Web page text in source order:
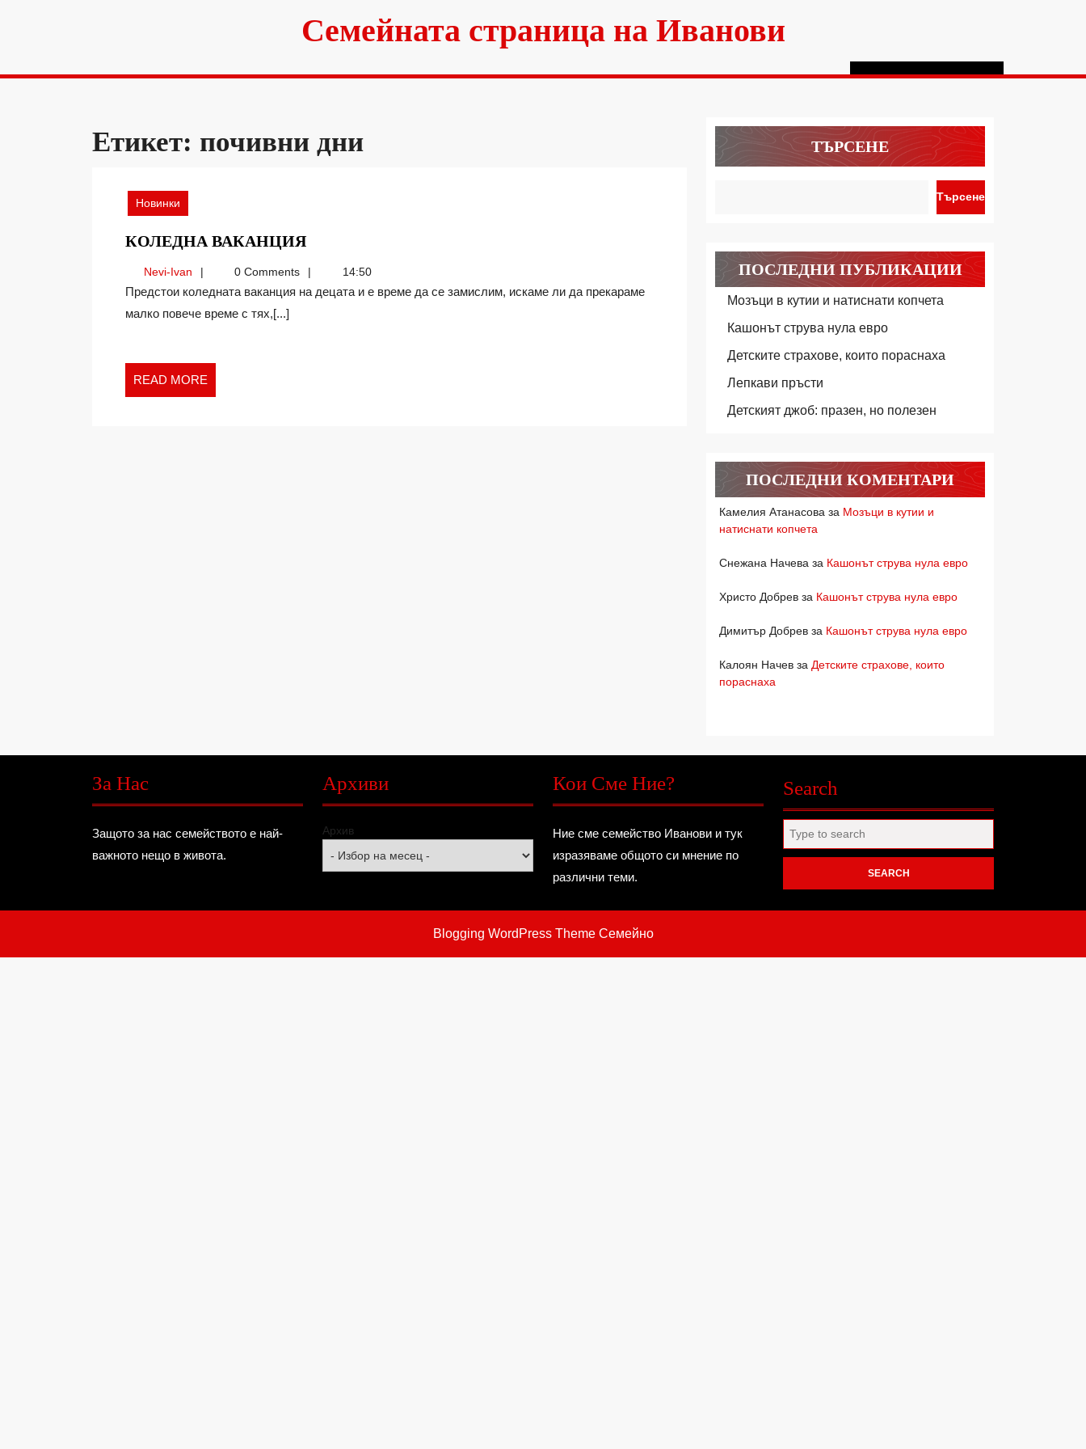
Семейната страница на Иванови
Етикет: почивни дни
Новинки
КОЛЕДНА ВАКАНЦИЯКОЛЕДНА
Nevi-IvanNevi-
Ivan
0 Comments 14:50
Предстои коледната ваканция на децата и е време да се замислим, искаме ли да прекараме
малко повече време с тях,[...]
READ MORE
MORE
ТЪРСЕНЕ
Търсене
ПОСЛЕДНИ ПУБЛИКАЦИИ
Мозъци в кутии и натиснати копчета
Кашонът струва нула евро
Детските страхове, които пораснаха
Лепкави пръсти
Детският джоб: празен, но полезен
ПОСЛЕДНИ КОМЕНТАРИ
Камелия Атанасова за Мозъци в кутии и
натиснати копчета
Снежана Начева за Кашонът струва нула евро
Христо Добрев за Кашонът струва нула евро
Димитър Добрев за Кашонът струва нула евро
Калоян Начев за Детските страхове, които
пораснаха
За Нас
Защото за нас семейството е най-
важното нещо в живота.
Архиви
Архив
Кои Сме Ние?
Ние сме семейство Иванови и тук
изразяваме общото си мнение по
различни теми.
Search
for:
Blogging WordPress ThemeСемейно